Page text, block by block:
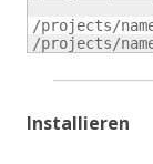
/projects/
/projects/
Installieren